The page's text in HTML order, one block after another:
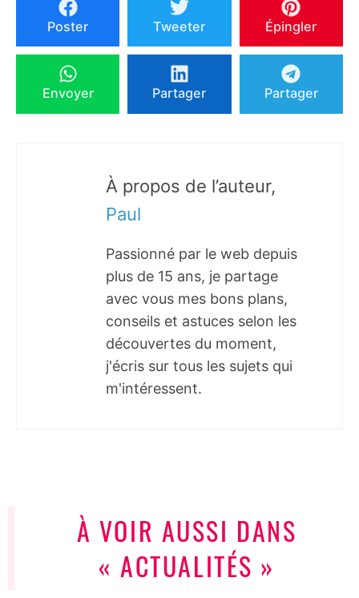
Poster Tweeter Épingler
Envoyer Partager Partager
À propos de l’auteur,
Paul
Passionné par le web depuis
plus de 15 ans, je partage
avec vous mes bons plans,
conseils et astuces selon les
découvertes du moment,
j'écris sur tous les sujets qui
m'intéressent.
À VOIR AUSSI DANS
« ACTUALITÉS »